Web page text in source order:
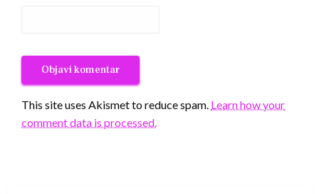
This site uses Akismet to reduce spam. Learn how your
comment data is processed.